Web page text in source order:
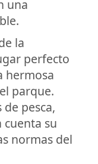
una
la
perfecto
hermosa
parque.
pesca,
cuenta su
normas del